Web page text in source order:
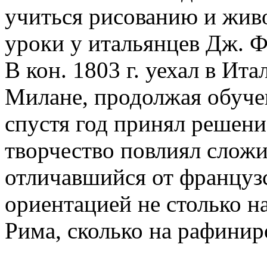
учиться рисованию и
уроки у итальянцев Дж.
В кон. 1803 г. уехал в
Милане, продолжая
спустя год принял
творчество повлиял
отличавшийся от
ориентацией не столько
Рима, сколько на